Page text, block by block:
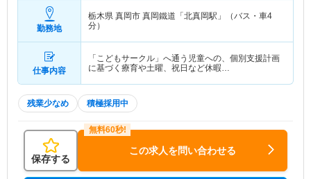
勤務地
栃木県 真岡市 真岡鐵道「北真岡駅」（バス・車4
分）
仕事内容
「こどもサークル」へ通う児童への、個別支援計画
に基づく療育や土曜、祝日など休暇…
残業少なめ 積極採用中
保存する
この求人を問い合わせる